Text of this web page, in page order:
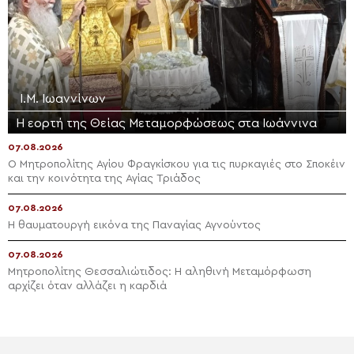
Ι.Μ. Ιωαννίνων
Η εορτή της Θείας Μεταμορφώσεως στα Ιωάννινα
07.08.2026
Ο Μητροπολίτης Αγίου Φραγκίσκου για τις πυρκαγιές στο Σποκέιν
και την κοινότητα της Αγίας Τριάδος
07.08.2026
Η θαυματουργή εικόνα της Παναγίας Αγνούντος
07.08.2026
Μητροπολίτης Θεσσαλιώτιδος: Η αληθινή Μεταμόρφωση
αρχίζει όταν αλλάζει η καρδιά